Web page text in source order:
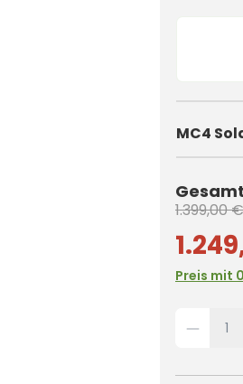
MC4
1.399,00 €
Preis mit